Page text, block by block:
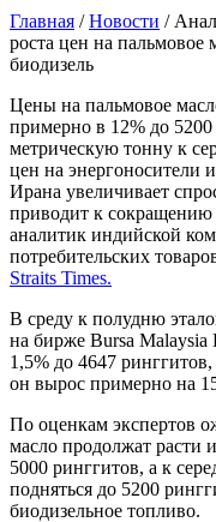
Главная /Новости /
роста цен на пальмовое
биодизель
Цены на пальмовое
примерно в 12% до
метрическую тонну к
цен на
Ирана увеличивает
приводит к
аналитик индийской
потребительских
Straits Times.
В среду к полудню
на бирже Bursa Malaysia
1,5% до 4647
он вырос примерно на
По оценкам экспертов
масло продолжат расти
5000 ринггитов, а к
подняться до 5200
биодизельное топливо.